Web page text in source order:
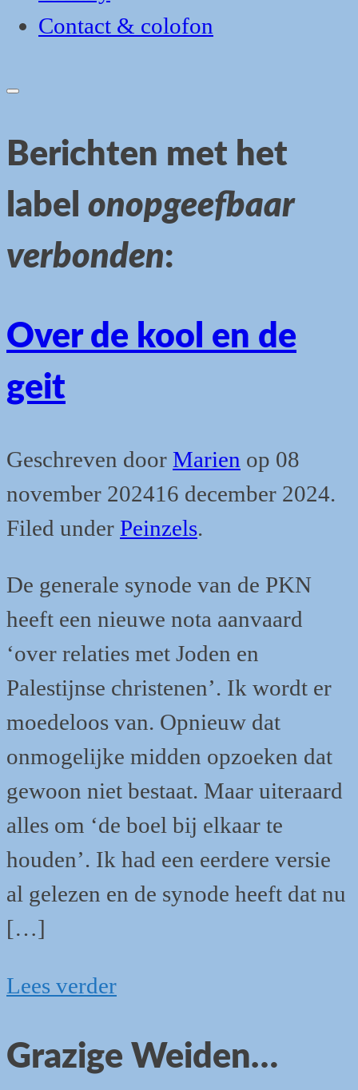
Contact & colofon
Open
Berichten met het
label onopgeefbaar
verbonden:
Over de kool en de
geit
Geschreven door Marien op 08
november 202416 december 2024.
Filed under Peinzels.
De generale synode van de PKN
heeft een nieuwe nota aanvaard
‘over relaties met Joden en
Palestijnse christenen’. Ik wordt er
moedeloos van. Opnieuw dat
onmogelijke midden opzoeken dat
gewoon niet bestaat. Maar uiteraard
alles om ‘de boel bij elkaar te
houden’. Ik had een eerdere versie
al gelezen en de synode heeft dat nu
[…]
Lees verderOver
kool
Grazige Weiden…